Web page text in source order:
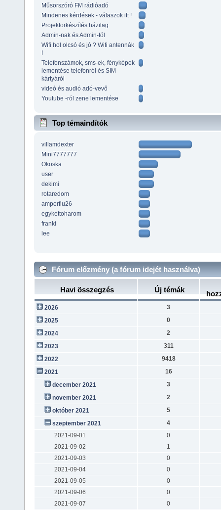
Műsorszóró FM rádióadó
Mindenes kérdések - válaszok itt !
Projektorkészítés házilag
Admin-nak és Admin-tól
Wifi hol olcsó és jó ? Wifi antennák
!
Telefonszámok, sms-ek, fényképek
lementése telefonról és SIM
kártyáról
videó és audió adó-vevő
Youtube -ról zene lementése
Top témaindítók
villamdexter
Mini7777777
Okoska
user
dekimi
rotaredom
amperfiu26
egykettoharom
franki
lee
Fórum előzmény (a fórum idejét használva)
Havi összegzés Új témák
2026
3
2025
0
2024
2
2023
311
2022
9418
2021
16
december 2021
3
november 2021
2
október 2021
5
szeptember 2021
4
2021-09-01
0
2021-09-02
1
2021-09-03
0
2021-09-04
0
2021-09-05
0
2021-09-06
0
2021-09-07
0